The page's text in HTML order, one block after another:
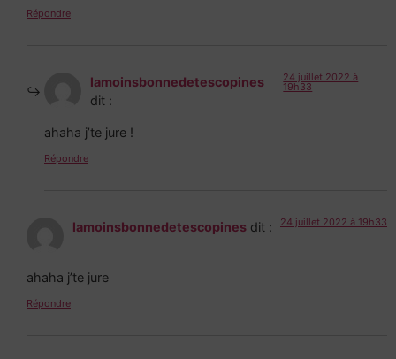
Répondre
lamoinsbonnedetescopines
dit :
24 juillet 2022 à
19h33
ahaha j’te jure !
Répondre
lamoinsbonnedetescopines dit : 24 juillet 2022 à 19h33
ahaha j’te jure
Répondre